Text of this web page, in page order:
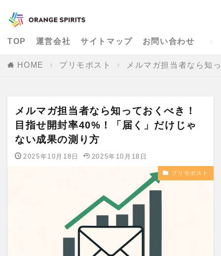
TOP 運営会社 サイトマップ お問い合わせ
HOME プリモポスト メルマガ担当者なら知
メルマガ担当者なら知っておくべき！
目指せ開封率40%！「届く」だけじゃ
ない成果の測り方
2025年10月18日 2025年10月18日
プリモポスト